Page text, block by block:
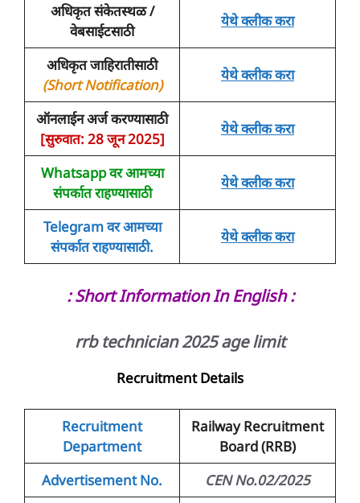
अधिकृत संकेतस्थळ /
वेबसाईटसाठी
येथे क्लीक करा
अधिकृत जाहिरातीसाठी
(Short Notification)
येथे क्लीक करा
ऑनलाईन अर्ज करण्यासाठी
[सुरुवात: 28 जून 2025]
येथे क्लीक करा
Whatsapp वर आमच्या
संपर्कात राहण्यासाठी
येथे क्लीक करा
Telegram वर आमच्या
संपर्कातराहण्यासाठी.
येथे क्लीक करा
: Short Information In English :
rrb technician 2025 age limit
Recruitment Details
Recruitment
Department
Railway Recruitment
Board (RRB)
Advertisement No.
CEN No.02/2025